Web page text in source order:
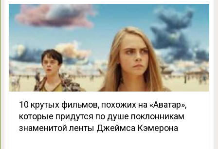
10 крутых фильмов, похожих на «Аватар»,
которые придутся по душе поклонникам
знаменитой ленты Джеймса Кэмерона